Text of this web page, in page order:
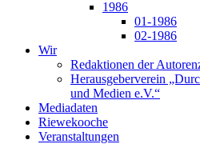
1986
01-1986
02-1986
Wir
Redaktionen der
Herausgeberverein
und Medien e.V.“
Mediadaten
Riewekooche
Veranstaltungen